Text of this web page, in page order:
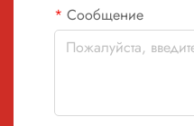
Сообщение